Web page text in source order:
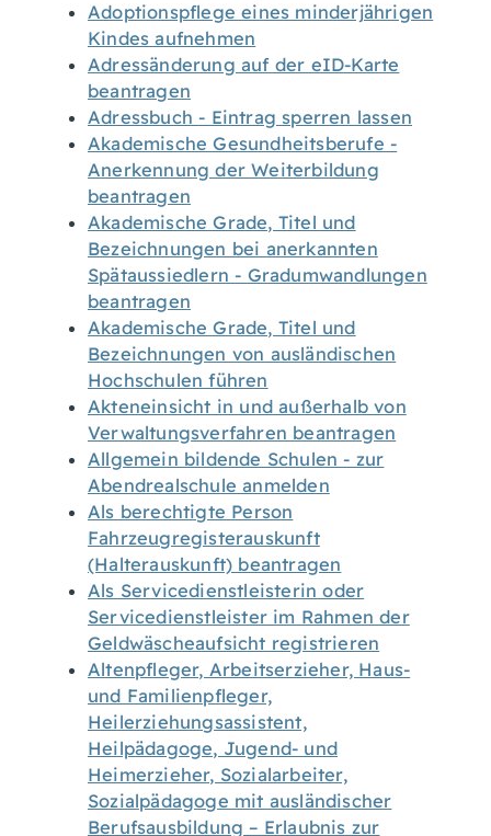
Adoptionspflege eines minderjährigen
Kindes aufnehmen
Adressänderung auf der eID-Karte
beantragen
Adressbuch - Eintrag sperren lassen
Akademische Gesundheitsberufe -
Anerkennung der Weiterbildung
beantragen
Akademische Grade, Titel und
Bezeichnungen bei anerkannten
Spätaussiedlern - Gradumwandlungen
beantragen
Akademische Grade, Titel und
Bezeichnungen von ausländischen
Hochschulen führen
Akteneinsicht in und außerhalb von
Verwaltungsverfahren beantragen
Allgemein bildende Schulen - zur
Abendrealschule anmelden
Als berechtigte Person
Fahrzeugregisterauskunft
(Halterauskunft) beantragen
Als Servicedienstleisterin oder
Servicedienstleister im Rahmen der
Geldwäscheaufsicht registrieren
Altenpfleger, Arbeitserzieher, Haus-
und Familienpfleger,
Heilerziehungsassistent,
Heilpädagoge, Jugend- und
Heimerzieher, Sozialarbeiter,
Sozialpädagoge mit ausländischer
Berufsausbildung – Erlaubnis zur